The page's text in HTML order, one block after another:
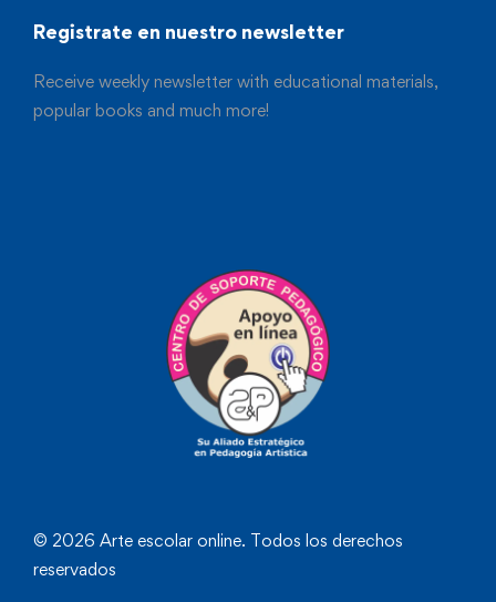
Registrate en nuestro newsletter
Receive weekly newsletter with educational materials,
popular books and much more!
© 2026 Arte escolar online. Todos los derechos
reservados